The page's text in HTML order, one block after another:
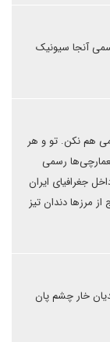
آنجا سیونیک
هم نکن. تو و هر
رسمی
جغرافیای ایران
مرزها دندان تیز
خار چشم پان